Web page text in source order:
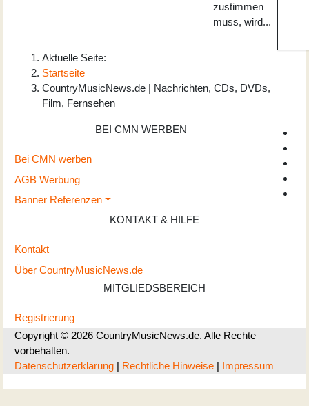
zustimmen
muss, wird...
Aktuelle Seite:
Startseite
CountryMusicNews.de | Nachrichten, CDs, DVDs,
Film, Fernsehen
BEI CMN WERBEN
Bei CMN werben
AGB Werbung
Banner Referenzen
KONTAKT & HILFE
Kontakt
Über CountryMusicNews.de
MITGLIEDSBEREICH
Registrierung
Copyright © 2026 CountryMusicNews.de. Alle Rechte
vorbehalten.
Datenschutzerklärung | Rechtliche Hinweise | Impressum